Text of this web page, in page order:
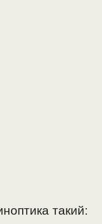
такий: